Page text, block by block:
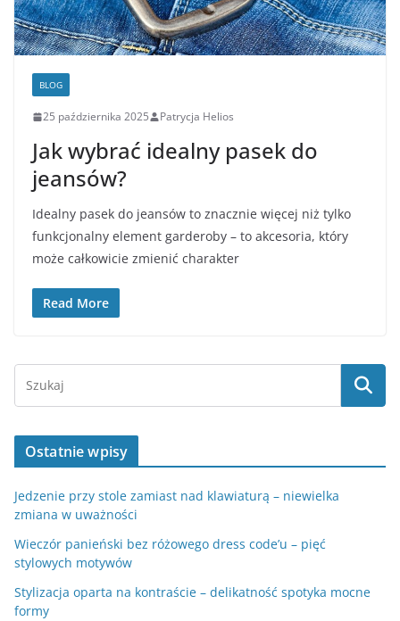
BLOG
25 października 2025 Patrycja Helios
Jak wybrać idealny pasek do
jeansów?
Idealny pasek do jeansów to znacznie więcej niż tylko
funkcjonalny element garderoby – to akcesoria, który
może całkowicie zmienić charakter
Read More
Ostatnie wpisy
Jedzenie przy stole zamiast nad klawiaturą – niewielka
zmiana w uważności
Wieczór panieński bez różowego dress code’u – pięć
stylowych motywów
Stylizacja oparta na kontraście – delikatność spotyka mocne
formy